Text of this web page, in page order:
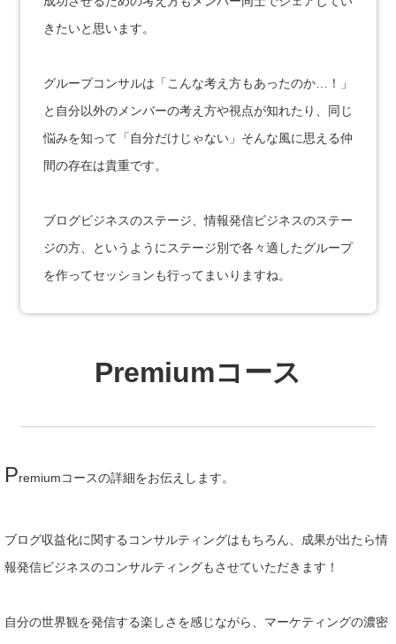
きたいと思います。
グループコンサルは「こんな考え方もあったのか…！」
と自分以外のメンバーの考え方や視点が知れたり、同じ
悩みを知って「自分だけじゃない」そんな風に思える仲
間の存在は貴重です。
ブログビジネスのステージ、情報発信ビジネスのステー
ジの方、というようにステージ別で各々適したグループ
を作ってセッションも行ってまいりますね。
Premiumコース
Premiumコースの詳細をお伝えします。
ブログ収益化に関するコンサルティングはもちろん、成果が出たら情
報発信ビジネスのコンサルティングもさせていただきます！
自分の世界観を発信する楽しさを感じながら、マーケティングの濃密